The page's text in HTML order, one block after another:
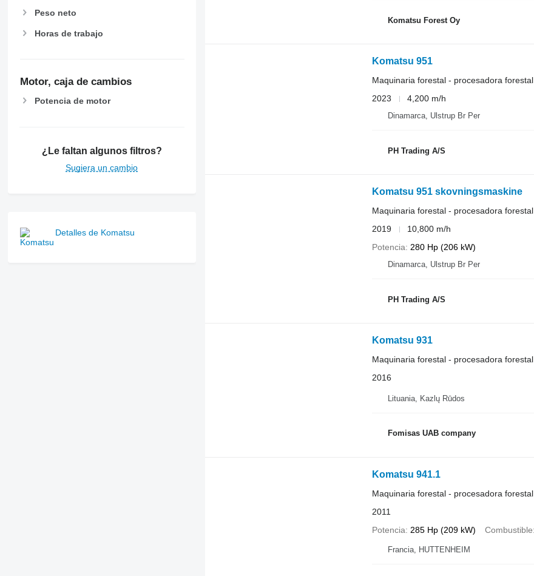
Peso neto
Horas de trabajo
Motor, caja de cambios
Potencia de motor
¿Le faltan algunos filtros?
Sugiera un cambio
Detalles de Komatsu
Komatsu Forest Oy
Komatsu 951
Maquinaria forestal - procesadora forestal
2023
4,200 m/h
Dinamarca, Ulstrup Br Per
PH Trading A/S
Komatsu 951 skovningsmaskine
Maquinaria forestal - procesadora forestal
2019
10,800 m/h
Potencia 280 Hp (206 kW)
Dinamarca, Ulstrup Br Per
PH Trading A/S
Komatsu 931
Maquinaria forestal - procesadora forestal
2016
Lituania, Kazlų Rūdos
Fomisas UAB company
Komatsu 941.1
Maquinaria forestal - procesadora forestal
2011
Potencia
285 Hp (209 kW) Combustible
Francia, HUTTENHEIM